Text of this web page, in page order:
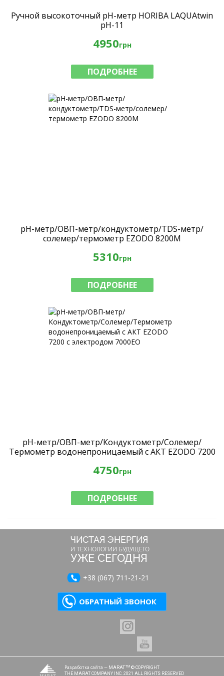
Ручной высокоточный рН-метр HORIBA LAQUAtwin
pH-11
4950грн
ПОДРОБНЕЕ
pH-метр/ОВП-метр/кондуктометр/TDS-метр/
солемер/термометр EZODO 8200M
5310грн
ПОДРОБНЕЕ
рН-метр/ОВП-метр/Кондуктометр/Солемер/
Термометр водонепроницаемый с АКТ EZODO 7200
4750грн
ПОДРОБНЕЕ
ЧИСТАЯ ЭНЕРГИЯ
И ТЕХНОЛОГИИ БУДУЩЕГО
УЖЕ СЕГОДНЯ
+38 (067) 711-21-21
ОБРАТНЫЙ ЗВОНОК
Разработка сайта — MARATTM © COPYRIGHT
THE MARAT COMPANY INC. 2021 ALL RIGHTS RESERVED